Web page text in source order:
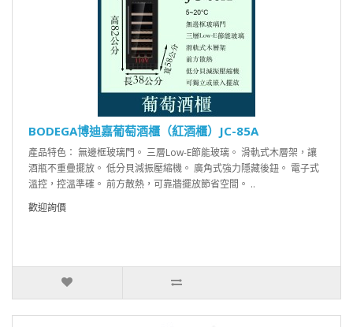
BODEGA博迪嘉葡萄酒櫃（紅酒櫃）JC-85A
產品特色： 無邊框玻璃門。 三層Low-E節能玻璃。 滑軌式木層架，讓
酒瓶不重疊擺放。 低分貝減振壓縮機。 廣角式強力隱藏後鈕。 電子式
溫控，控溫準確。 前方散熱，可靠牆擺放節省空間。 ..
歡迎詢價